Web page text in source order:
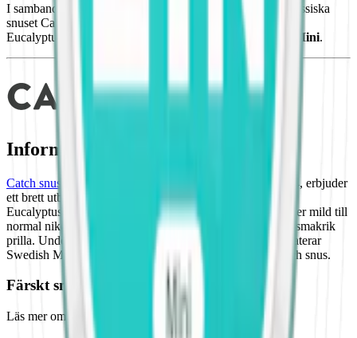
I samband med årskiftet uppdaterar Swedish Match det klassiska
snuset Catch men ny design, recept och namn. Catch Dry
Eucalyptus Minisnus heter nu
Catch Eucalyptus White Mini.
Information om varumärket Catch
Catch snus
, som lanserades av Swedish Match redan 1984, erbjuder
ett brett utbud av
. Varianter som Catch Dry
Eucalyptus Mini och
Catch Licorice White Portion
erbjuder mild till
normal nikotinstyrka. Catch är ett t snus med en unik och smakrik
prilla. Under första kvartalet 2025 (januari till mars) uppdaterar
Swedish Match namn, design och recept på samtliga Catch snus.
Färskt snus
Läs mer om hur du förvarar Catch Eucalyptus Mini